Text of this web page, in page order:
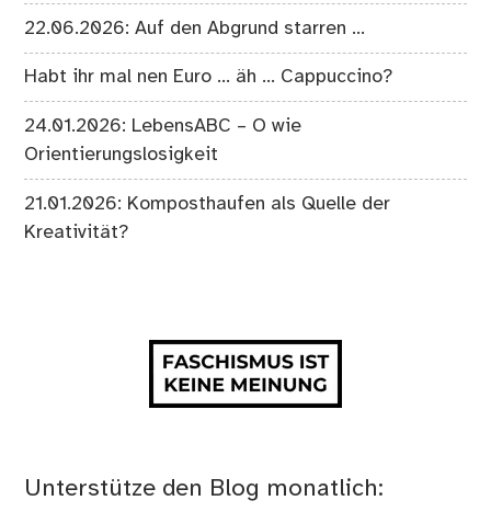
22.06.2026: Auf den Abgrund starren …
Habt ihr mal nen Euro … äh … Cappuccino?
24.01.2026: LebensABC – O wie
Orientierungslosigkeit
21.01.2026: Komposthaufen als Quelle der
Kreativität?
Unterstütze den Blog monatlich: